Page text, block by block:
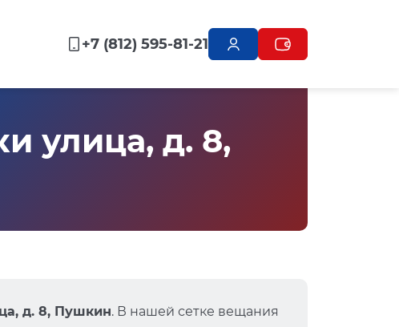
+7 (812) 595-81-21
улица, д. 8,
д. 8, Пушкин. В нашей сетке вещания